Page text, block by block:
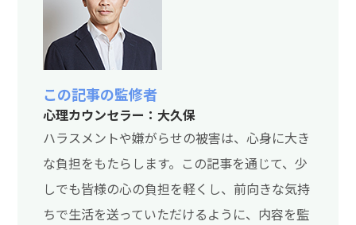
この記事の監修者
心理カウンセラー：大久保
ハラスメントや嫌がらせの被害は、心身に大き
な負担をもたらします。この記事を通じて、少
しでも皆様の心の負担を軽くし、前向きな気持
ちで生活を送っていただけるように、内容を監